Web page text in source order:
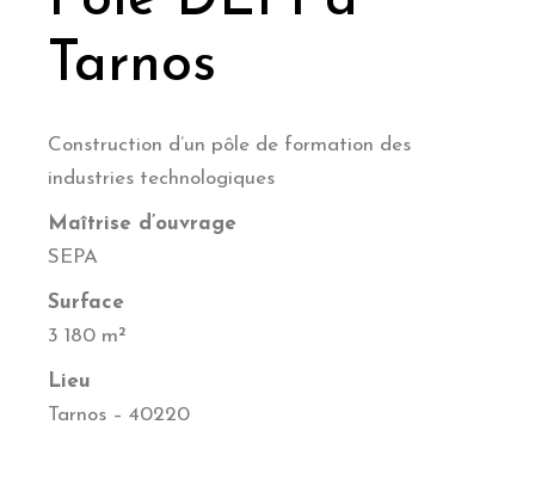
Tarnos
Construction d’un pôle de formation des
industries technologiques
Maîtrise d’ouvrage
SEPA
Surface
3 180 m²
Lieu
Tarnos – 40220